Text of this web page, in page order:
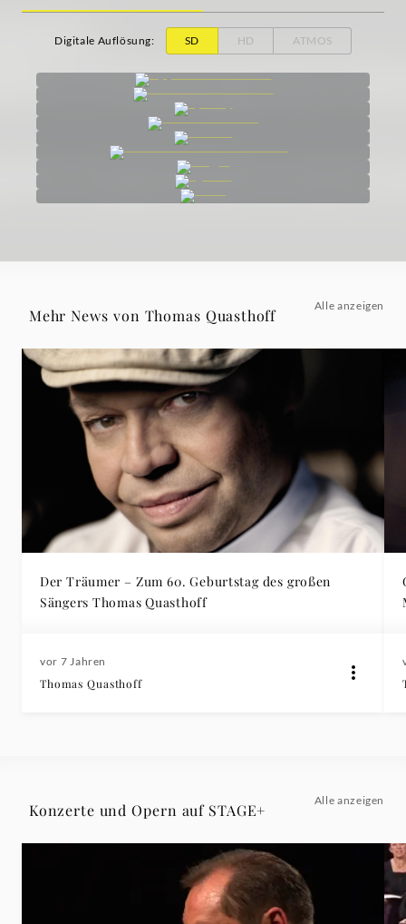
Digitale Auflösung: SD HD ATMOS
Mehr News von Thomas Quasthoff
Alle anzeigen
Der Träumer – Zum 60. Geburtstag des großen
Sängers Thomas Quasthoff
vor 7 Jahren
Thomas Quasthoff
Konzerte und Opern auf STAGE+
Alle anzeigen